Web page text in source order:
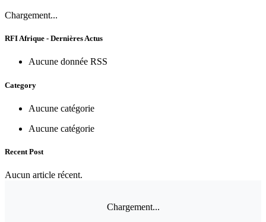
Chargement...
RFI Afrique - Dernières Actus
Aucune donnée RSS
Category
Aucune catégorie
Aucune catégorie
Recent Post
Aucun article récent.
Chargement...